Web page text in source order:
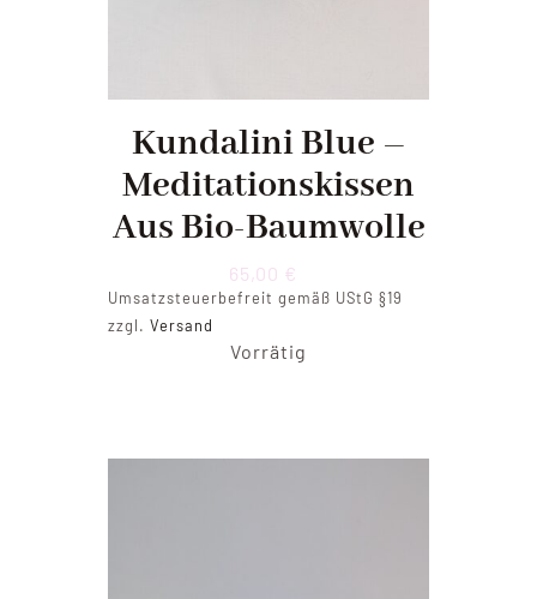
Kundalini Blue –
Meditationskissen
Aus Bio-Baumwolle
65,00 €
Umsatzsteuerbefreit gemäß UStG §19
zzgl.Versand
Vorrätig